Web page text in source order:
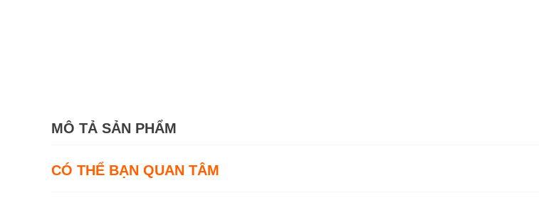
MÔ TẢ SẢN PHẨM
CÓ THỂ BẠN QUAN TÂM